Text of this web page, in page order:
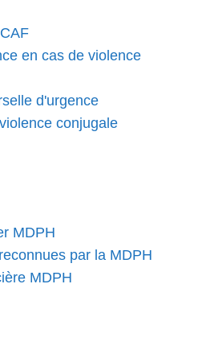
en cas de violence
d'urgence
conjugale
MDPH
par la MDPH
MDPH